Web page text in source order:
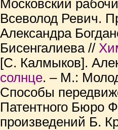
Московский
Всеволод Ревич.
Александра
Бисенгалиева //
[С. Калмыков].
солнце. – М.:
Способы
Патентного Бюро
произведений Б.